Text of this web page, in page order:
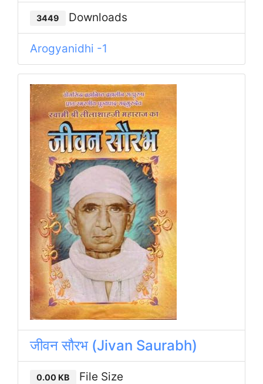
3449 Downloads
Arogyanidhi -1
जीवन सौरभ (Jivan Saurabh)
0.00 KB File Size